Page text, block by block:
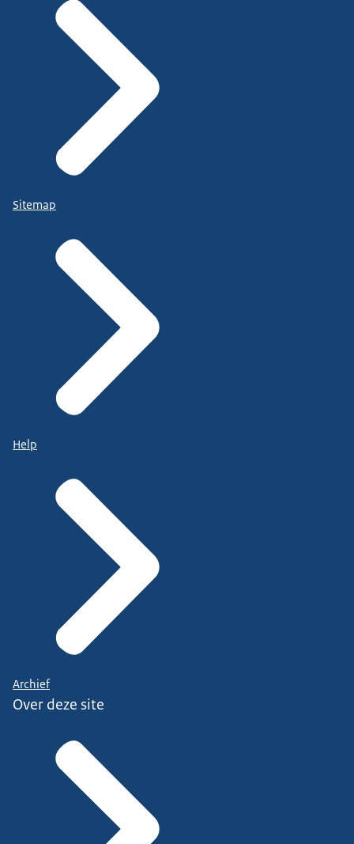
Sitemap
Help
Archief
Over deze site